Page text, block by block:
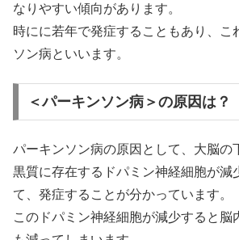
なりやすい傾向があります。
時にに若年で発症することもあり、こ
ソン病といいます。
＜パーキンソン病＞の原因は？
パーキンソン病の原因として、大脳の
黒質に存在するドパミン神経細胞が減
て、発症することが分かっています。
このドパミン神経細胞が減少すると脳